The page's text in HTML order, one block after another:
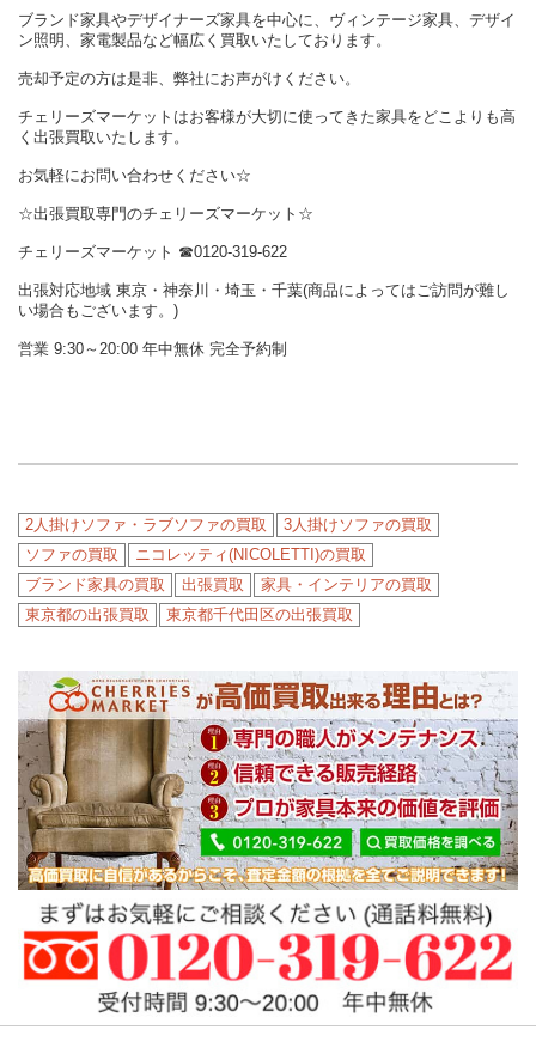
ブランド家具やデザイナーズ家具を中心に、ヴィンテージ家具、デザイ
ン照明、家電製品など幅広く買取いたしております。
売却予定の方は是非、弊社にお声がけください。
チェリーズマーケットはお客様が大切に使ってきた家具をどこよりも高
く出張買取いたします。
お気軽にお問い合わせください☆
☆出張買取専門のチェリーズマーケット☆
チェリーズマーケット ☎︎0120-319-622
出張対応地域 東京・神奈川・埼玉・千葉(商品によってはご訪問が難し
い場合もございます。)
営業 9:30～20:00 年中無休 完全予約制
2人掛けソファ・ラブソファの買取
3人掛けソファの買取
ソファの買取
ニコレッティ(NICOLETTI)の買取
ブランド家具の買取
出張買取
家具・インテリアの買取
東京都の出張買取
東京都千代田区の出張買取